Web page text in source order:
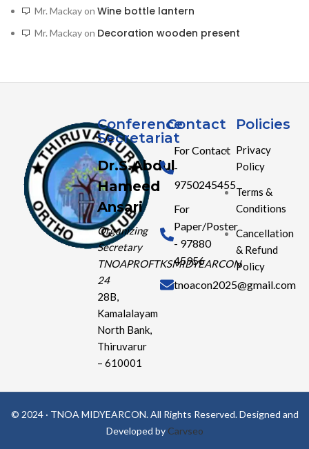
Mr. Mackayon Wine bottle lantern
Mr. Mackayon Decoration wooden present
Conference
Secretariat
Dr.S.Abdul
Hameed
Ansari
Organizing
Secretary
TNOAPROFTKSMIDYEARCON
24
28B,
Kamalalayam
North Bank,
Thiruvarur
– 610001
Contact
For Contact
-
9750245455
For
Paper/Poster
- 97880
45956
tnoacon2025@gmail.com
Policies
Privacy
Policy
Terms &
Conditions
Cancellation
& Refund
Policy
© 2024 · TNOA MIDYEARCON. All Rights Reserved. Designed and
Developed by Carvseo